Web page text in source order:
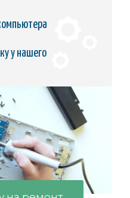
у нашего